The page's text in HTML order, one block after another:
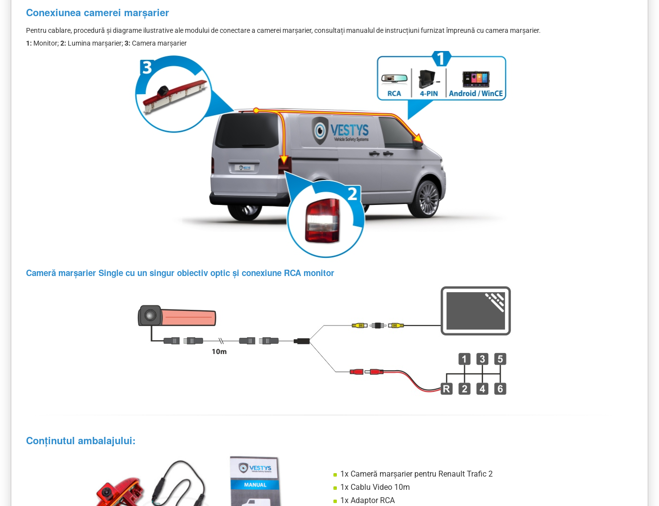
Conexiunea camerei marșarier
Pentru cablare, procedură și diagrame ilustrative ale modului de conectare a camerei marșarier, consultați manualul de instrucțiuni furnizat împreună cu camera marșarier.
1: Monitor;2: Lumina marșarier;3: Camera marșarier
Cameră marșarier Single cu un singur obiectiv optic și conexiune RCA monitor
Conținutul ambalajului:
1x Cameră marșarier pentru Renault Trafic 2
1x Cablu Video 10m
1x Adaptor RCA